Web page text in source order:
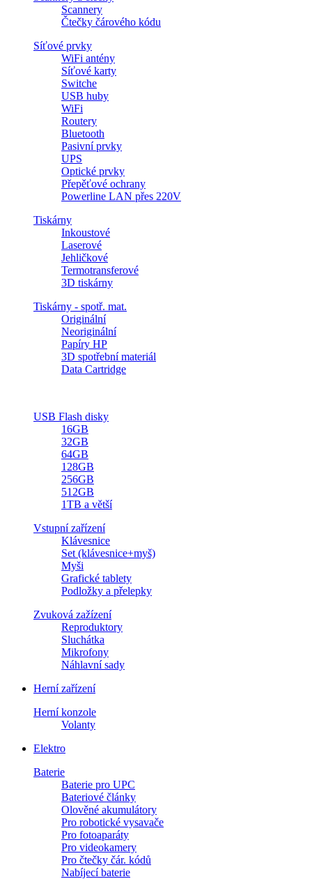
Scannery
Čtečky čárového kódu
Síťové prvky
WiFi antény
Síťové karty
Switche
USB huby
WiFi
Routery
Bluetooth
Pasivní prvky
UPS
Optické prvky
Přepěťové ochrany
Powerline LAN přes 220V
Tiskárny
Inkoustové
Laserové
Jehličkové
Termotransferové
3D tiskárny
Tiskárny - spotř. mat.
Originální
Neoriginální
Papíry HP
3D spotřební materiál
Data Cartridge
USB Flash disky
16GB
32GB
64GB
128GB
256GB
512GB
1TB a větší
Vstupní zařízení
Klávesnice
Set (klávesnice+myš)
Myši
Grafické tablety
Podložky a přelepky
Zvuková zažízení
Reproduktory
Sluchátka
Mikrofony
Náhlavní sady
Herní zařízení
Herní konzole
Volanty
Elektro
Baterie
Baterie pro UPC
Bateriové články
Olověné akumulátory
Pro robotické vysavače
Pro fotoaparáty
Pro videokamery
Pro čtečky čár. kódů
Nabíjecí baterie